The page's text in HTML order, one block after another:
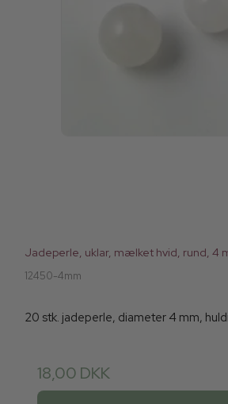
Jadeperle, uklar, mælket hvid, rund, 4
12450-4mm
20 stk. jadeperle, diameter 4 mm,
18,00 DKK